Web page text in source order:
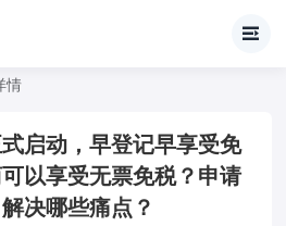
情
启动，早登记早享受免
以享受无票免税？申请
决哪些痛点？